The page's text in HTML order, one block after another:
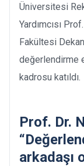
Üniversitesi
Yardımcısı
Fakültesi
değerlendirme
kadrosu katıldı.
Prof. Dr.
arkadaşı